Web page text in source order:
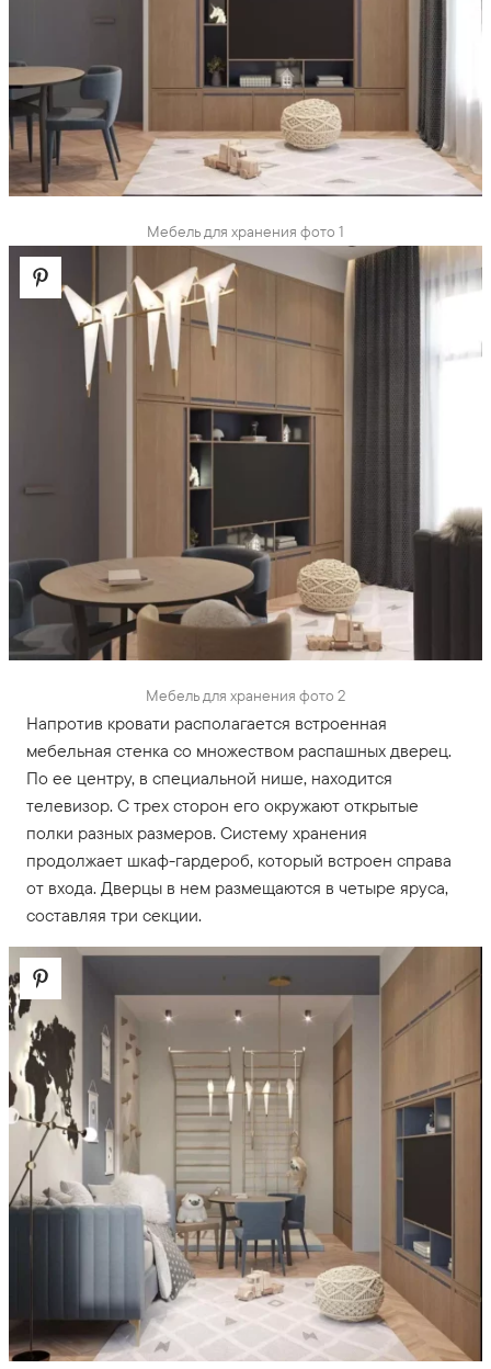
Мебель для хранения фото 1
Мебель для хранения фото 2
Напротив кровати располагается встроенная
мебельная стенка со множеством распашных дверец.
По ее центру, в специальной нише, находится
телевизор. С трех сторон его окружают открытые
полки разных размеров. Систему хранения
продолжает шкаф-гардероб, который встроен справа
от входа. Дверцы в нем размещаются в четыре яруса,
составляя три секции.